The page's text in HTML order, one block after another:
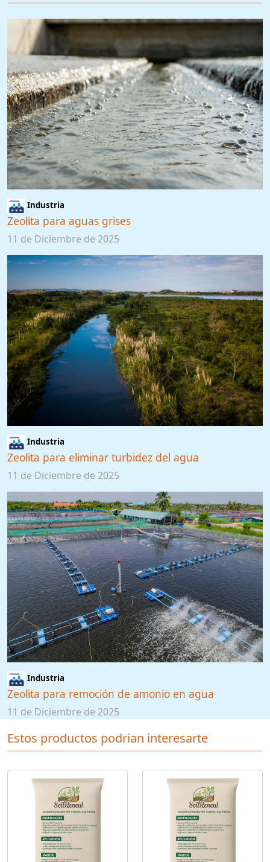
Industria
Zeolita para aguas grises
11 de Diciembre de 2025
Industria
Zeolita para eliminar turbidez del agua
11 de Diciembre de 2025
Industria
Zeolita para remoción de amonio en agua
11 de Diciembre de 2025
Estos productos podrian interesarte